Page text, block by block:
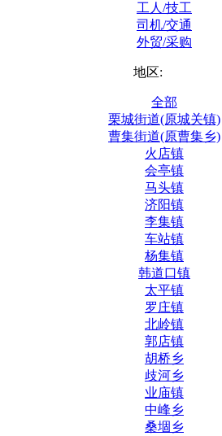
工人/技工
司机/交通
外贸/采购
地区:
全部
栗城街道(原城关镇)
曹集街道(原曹集乡)
火店镇
会亭镇
马头镇
济阳镇
李集镇
车站镇
杨集镇
韩道口镇
太平镇
罗庄镇
北岭镇
郭店镇
胡桥乡
歧河乡
业庙镇
中峰乡
桑堌乡